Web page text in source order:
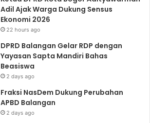
Adil Ajak Warga Dukung Sensus
Ekonomi 2026
22 hours ago
DPRD Balangan Gelar RDP dengan
Yayasan Sapta Mandiri Bahas
Beasiswa
2 days ago
Fraksi NasDem Dukung Perubahan
APBD Balangan
2 days ago